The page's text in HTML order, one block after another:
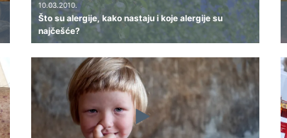
10.03.2010.
Što su alergije, kako nastaju i koje alergije su
najčešće?